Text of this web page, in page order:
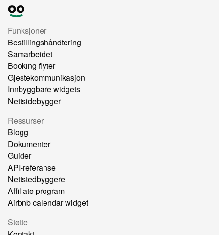
Funksjoner
Bestillingshåndtering
Samarbeidet
Booking flyter
Gjestekommunikasjon
Innbyggbare widgets
Nettsidebygger
Ressurser
Blogg
Dokumenter
Guider
API-referanse
Nettstedbyggere
Affiliate program
Airbnb calendar widget
Støtte